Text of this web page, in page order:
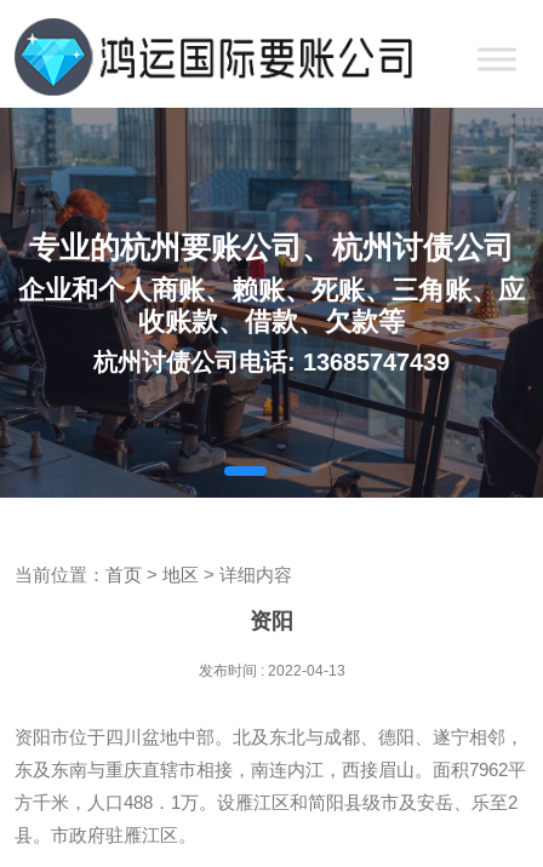
专业的杭州要账公司、杭州讨债公司
企业和个人商账、赖账、死账、三角账、应
收账款、借款、欠款等
杭州讨债公司电话: 13685747439
当前位置： 首页 > 地区 > 详细内容
资阳
发布时间 : 2022-04-13
资阳市位于四川盆地中部。北及东北与成都、德阳、遂宁相邻，
东及东南与重庆直辖市相接，南连内江，西接眉山。面积7962平
方千米，人口488．1万。设雁江区和简阳县级市及安岳、乐至2
县。市政府驻雁江区。